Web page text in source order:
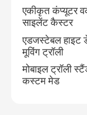
अस्पताल का
एडजस्टेबल बाथ
एकीकृत कंप्यूटर
साइलेंट कैस्टर
एडजस्टेबल हाइट
मूविंग ट्रॉली
मोबाइल ट्रॉली
कस्टम मेड